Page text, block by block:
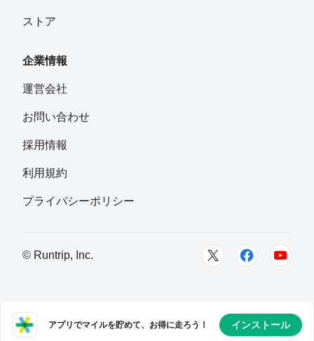
hkkj
フォロー
東京都
フォロー
ストア
企業情報
運営会社
お問い合わせ
採用情報
利用規約
プライバシーポリシー
© Runtrip, Inc.
アプリでマイルを貯めて、お得に走ろう！ インストール